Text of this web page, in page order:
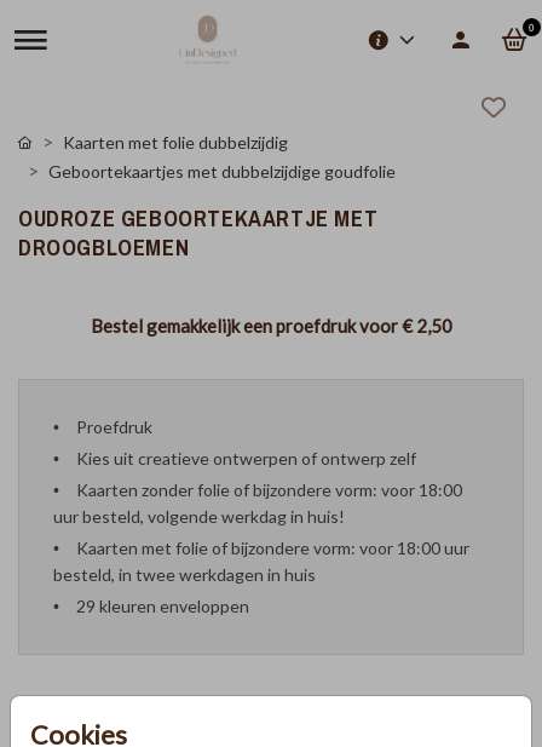
0
Cookies
Kaarten met folie dubbelzijdig
Geboortekaartjes met dubbelzijdige goudfolie
OUDROZE GEBOORTEKAARTJE MET
DROOGBLOEMEN
Bestel gemakkelijk een proefdruk voor€ 2,50
Proefdruk
Kies uit creatieve ontwerpen of ontwerp zelf
Kaarten zonder folie of bijzondere vorm: voor 18:00
uur besteld, volgende werkdag in huis!
Kaarten met folie of bijzondere vorm: voor 18:00 uur
besteld, in twee werkdagen in huis
29 kleuren enveloppen